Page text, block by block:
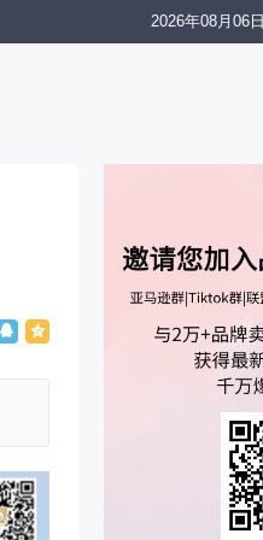
2026年08月06日